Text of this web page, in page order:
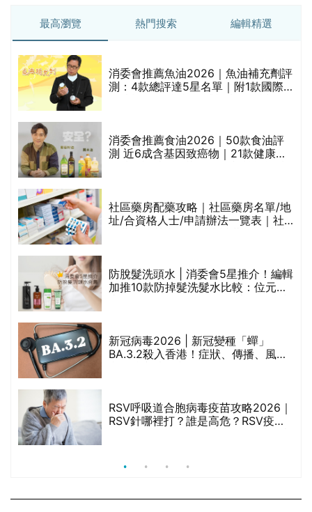
最高瀏覽 熱門搜索 編輯精選
消委會推薦魚油2026｜魚油補充劑評
測：4款總評達5星名單｜附1款國際
消委會推薦食油2026｜50款食油評
測 近6成含基因致癌物｜21款健康煮
社區藥房配藥攻略｜社區藥房名單/地
址/合資格人士/申請辦法一覽表｜社
防脫髮洗頭水 | 消委會5星推介！編輯
加推10款防掉髮洗髮水比較：位元
新冠病毒2026 | 新冠變種「蟬」
BA.3.2殺入香港！症狀、傳播、風險
RSV呼吸道合胞病毒疫苗攻略2026｜
RSV針哪裡打？誰是高危？RSV疫苗